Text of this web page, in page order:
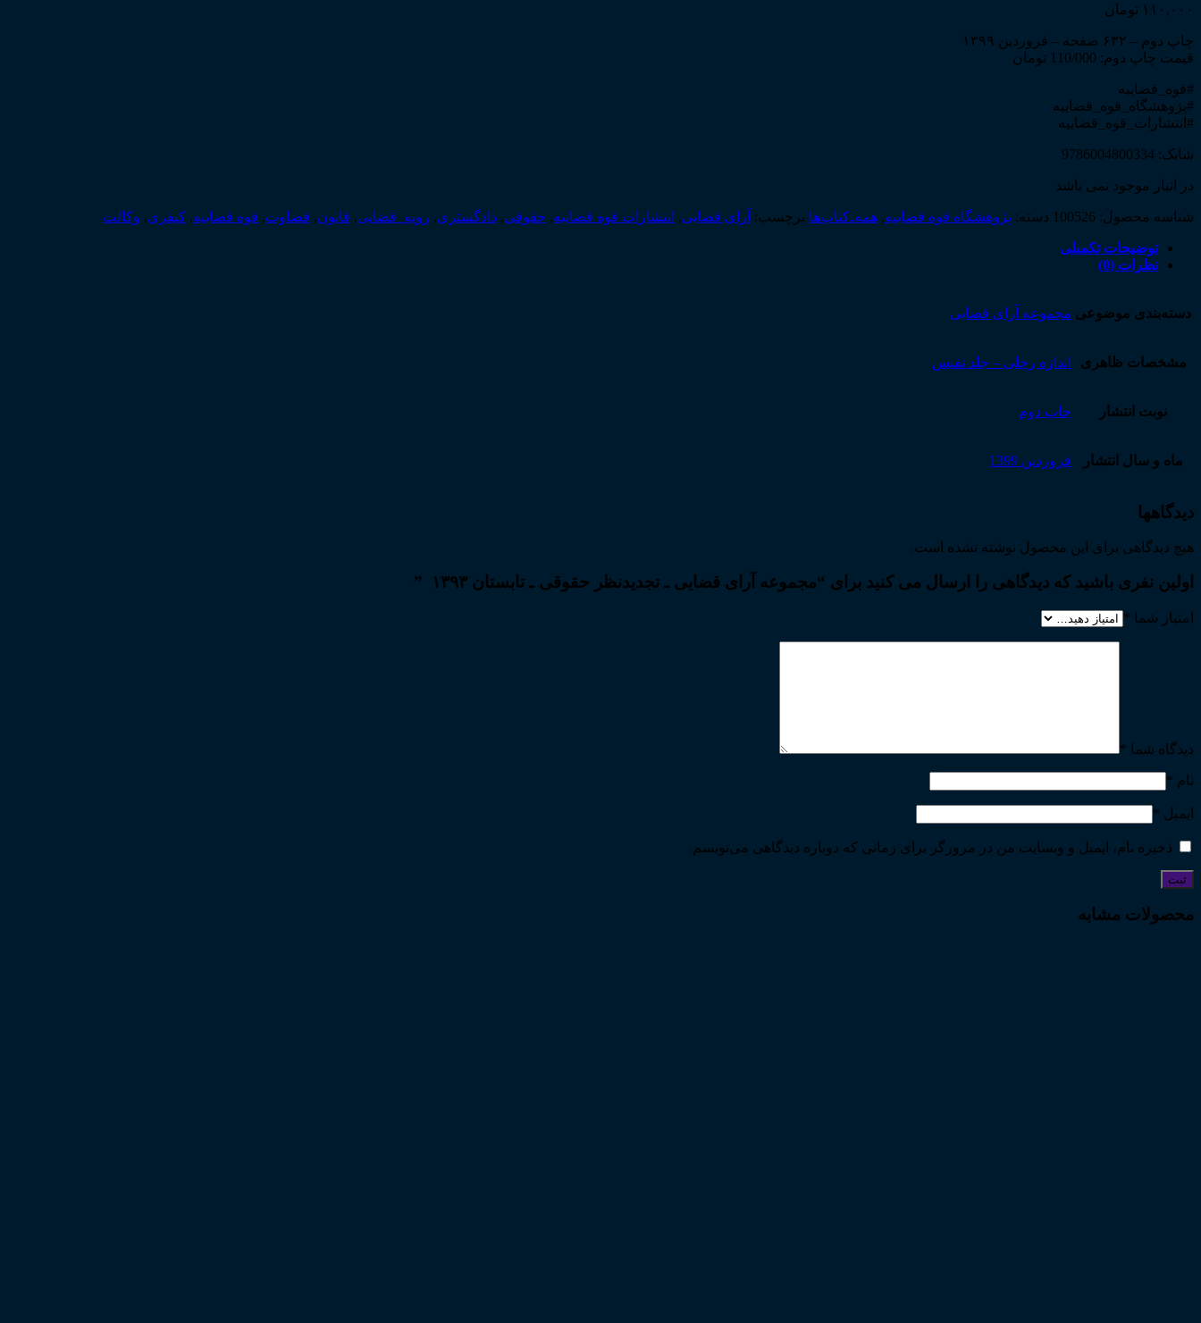
۱۱۰,۰۰۰ تومان
چاپ دوم – ۶۳۲ صفحه – فروردین ۱۳۹۹
قیمت چاپ دوم: 110/000 تومان
#قوه_قضاییه
#پژوهشگاه_قوه_قضاییه
#انتشارات_قوه_قضاییه
شابک: 9786004800334
در انبار موجود نمی باشد
شناسه محصول: 100526 دسته: پژوهشگاه قوه قضاییه, همه‌ـ‌کتاب‌ها برچسب: آرای قضایی, انتشارات قوه قضاییه, حقوقی, دادگستری, رویه_قضایی, قانون, قضاوت, قوه قضاییه, کیفری, وکالت
توضیحات تکمیلی
نظرات (0)
دسته‌بندی موضوعی مجموعه آرای قضایی
مشخصات ظاهری اندازه رحلی – جلد نفیس
نوبت انتشار چاپ دوم
ماه و سال انتشار فروردین 1399
دیدگاهها
هیچ دیدگاهی برای این محصول نوشته نشده است.
اولین نفری باشید که دیدگاهی را ارسال می کنید برای “مجموعه آرای قضایی ـ تجدیدنظر حقوقی ـ تابستان ۱۳۹۳ ”
امتیاز شما *
دیدگاه شما *
نام *
ایمیل *
ذخیره نام، ایمیل و وبسایت من در مرورگر برای زمانی که دوباره دیدگاهی می‌نویسم.
محصولات مشابه